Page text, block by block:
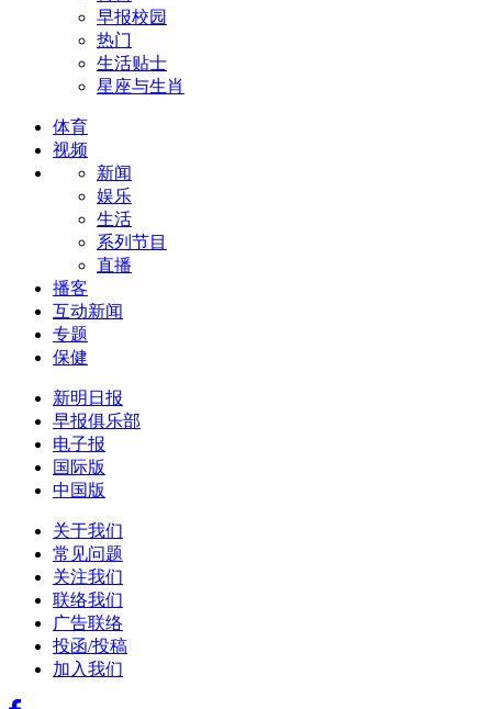
早报校园
热门
生活贴士
星座与生肖
体育
视频
新闻
娱乐
生活
系列节目
直播
播客
互动新闻
专题
保健
新明日报
早报俱乐部
电子报
国际版
中国版
关于我们
常见问题
关注我们
联络我们
广告联络
投函/投稿
加入我们